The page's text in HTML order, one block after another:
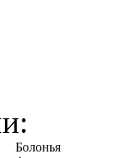
Болонья